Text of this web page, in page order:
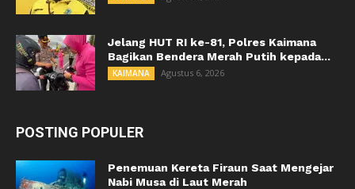
Jelang HUT RI ke-81, Polres Kaimana
Bagikan Bendera Merah Putih kepada...
KAIMANA Agustus 6, 2026
POSTING POPULER
Penemuan Kereta Firaun Saat Mengejar
Nabi Musa di Laut Merah